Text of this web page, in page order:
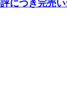
につき完売い